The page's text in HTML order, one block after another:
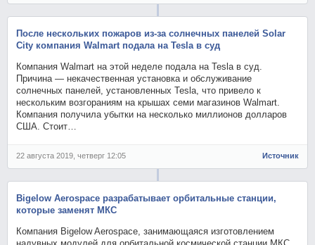
После нескольких пожаров из-за солнечных панелей Solar
City компания Walmart подала на Tesla в суд
Компания Walmart на этой неделе подала на Tesla в суд.
Причина — некачественная установка и обслуживание
солнечных панелей, установленных Tesla, что привело к
нескольким возгораниям на крышах семи магазинов Walmart.
Компания получила убытки на несколько миллионов долларов
США. Стоит…
22 августа 2019, четверг 12:05 Источник
Bigelow Aerospace разрабатывает орбитальные станции,
которые заменят МКС
Компания Bigelow Aerospace, занимающаяся изготовлением